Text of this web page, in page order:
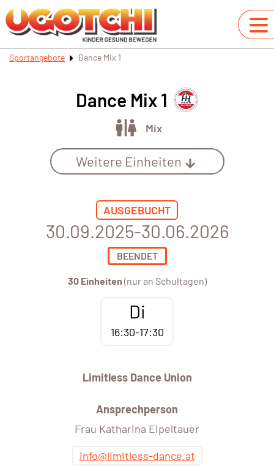
Sportangebote Dance Mix 1
Dance Mix 1
Mix
Weitere Einheiten
AUSGEBUCHT
30.09.2025-30.06.2026
BEENDET
30 Einheiten (nur an Schultagen)
Di
16:30-17:30
Limitless Dance Union
Ansprechperson
Frau Katharina Eipeltauer
info@limitless-dance.at